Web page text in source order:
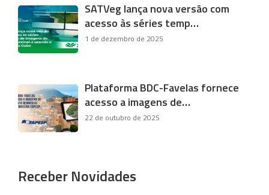
SATVeg lança nova versão com
acesso às séries temp…
1 de dezembro de 2025
Plataforma BDC-Favelas fornece
acesso a imagens de…
22 de outubro de 2025
Receber Novidades